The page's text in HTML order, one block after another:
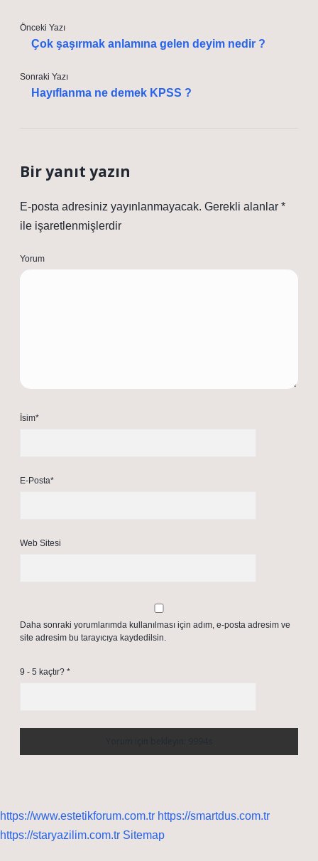
Önceki Yazı
Çok şaşırmak anlamına gelen deyim nedir ?
Sonraki Yazı
Hayıflanma ne demek KPSS ?
Bir yanıt yazın
E-posta adresiniz yayınlanmayacak. Gerekli alanlar *
ile işaretlenmişlerdir
Yorum
İsim*
E-Posta*
Web Sitesi
Daha sonraki yorumlarımda kullanılması için adım, e-posta adresim ve
site adresim bu tarayıcıya kaydedilsin.
9 - 5 kaçtır? *
https://www.estetikforum.com.tr https://smartdus.com.tr
https://staryazilim.com.tr Sitemap